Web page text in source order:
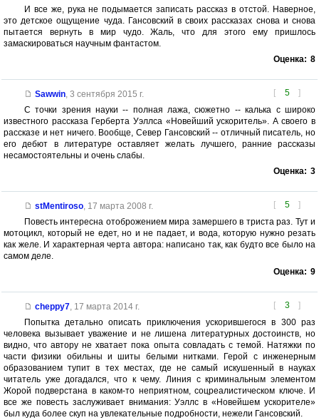
И все же, рука не подымается записать рассказ в отстой. Наверное,
это детское ощущение чуда. Гансовский в своих рассказах снова и снова
пытается вернуть в мир чудо. Жаль, что для этого ему пришлось
замаскироваться научным фантастом.
Оценка: 8
[ 5 ]
Sawwin, 3 сентября 2015 г.
С точки зрения науки -- полная лажа, сюжетно -- калька с широко
известного рассказа Герберта Уэллса «Новейший ускоритель». А своего в
рассказе и нет ничего. Вообще, Север Гансовский -- отличный писатель, но
его дебют в литературе оставляет желать лучшего, ранние рассказы
несамостоятельны и очень слабы.
Оценка: 3
[ 5 ]
stMentiroso, 17 марта 2008 г.
Повесть интересна отоброжением мира замершего в триста раз. Тут и
мотоцикл, который не едет, но и не падает, и вода, которую нужно резать
как желе. И характерная черта автора: написано так, как будто все было на
самом деле.
Оценка: 9
[ 3 ]
cheppy7, 17 марта 2014 г.
Попытка детально описать приключения ускорившегося в 300 раз
человека вызывает уважение и не лишена литературных достоинств, но
видно, что автору не хватает пока опыта совладать с темой. Натяжки по
части физики обильны и шиты белыми нитками. Герой с инженерным
образованием тупит в тех местах, где не самый искушенный в науках
читатель уже догадался, что к чему. Линия с криминальным элементом
Жорой подверстана в каком-то неприятном, соцреалистическом ключе. И
все же повесть заслуживает внимания: Уэллс в «Новейшем ускорителе»
был куда более скуп на увлекательные подробности, нежели Гансовский.